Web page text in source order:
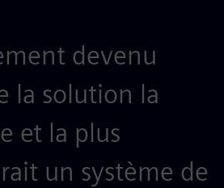
devenu
la solution la
et la plus
un système de